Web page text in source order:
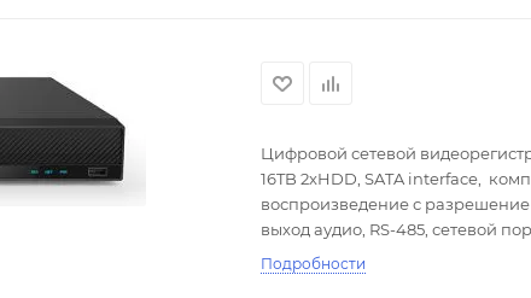
Цифровой сетевой
16TB 2xHDD, SATA interface,
воспроизведение с
выход аудио, RS-485, сетевой
выхода 4К.
Подробности